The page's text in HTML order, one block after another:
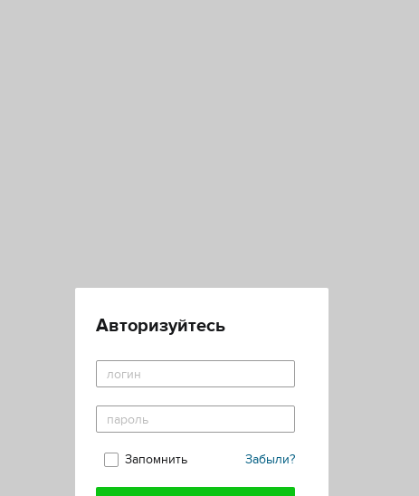
Авторизуйтесь
Забыли?
Запомнить